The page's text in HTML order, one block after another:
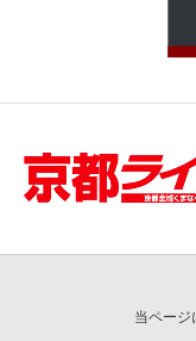
当ペー